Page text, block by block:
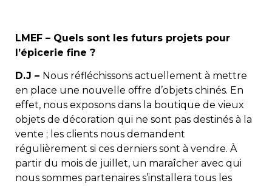
LMEF – Quels sont les futurs projets pour
l’épicerie fine ?
D.J – Nous réfléchissons actuellement à mettre
en place une nouvelle offre d’objets chinés. En
effet, nous exposons dans la boutique de vieux
objets de décoration qui ne sont pas destinés à la
vente ; les clients nous demandent
régulièrement si ces derniers sont à vendre. À
partir du mois de juillet, un maraîcher avec qui
nous sommes partenaires s’installera tous les